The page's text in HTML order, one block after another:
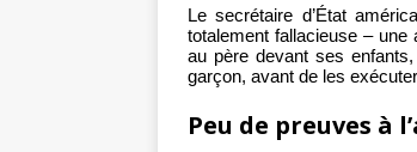
Le secrétaire d’État
totalement fallacieuse –
au père devant ses
garçon, avant de les
Peu de preuves à